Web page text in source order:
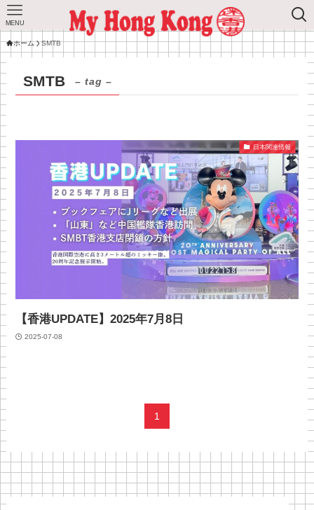
MENU
ホーム SMTB
SMTB – tag –
日本関連情報
【香港UPDATE】2025年7月8日
2025-07-08
1